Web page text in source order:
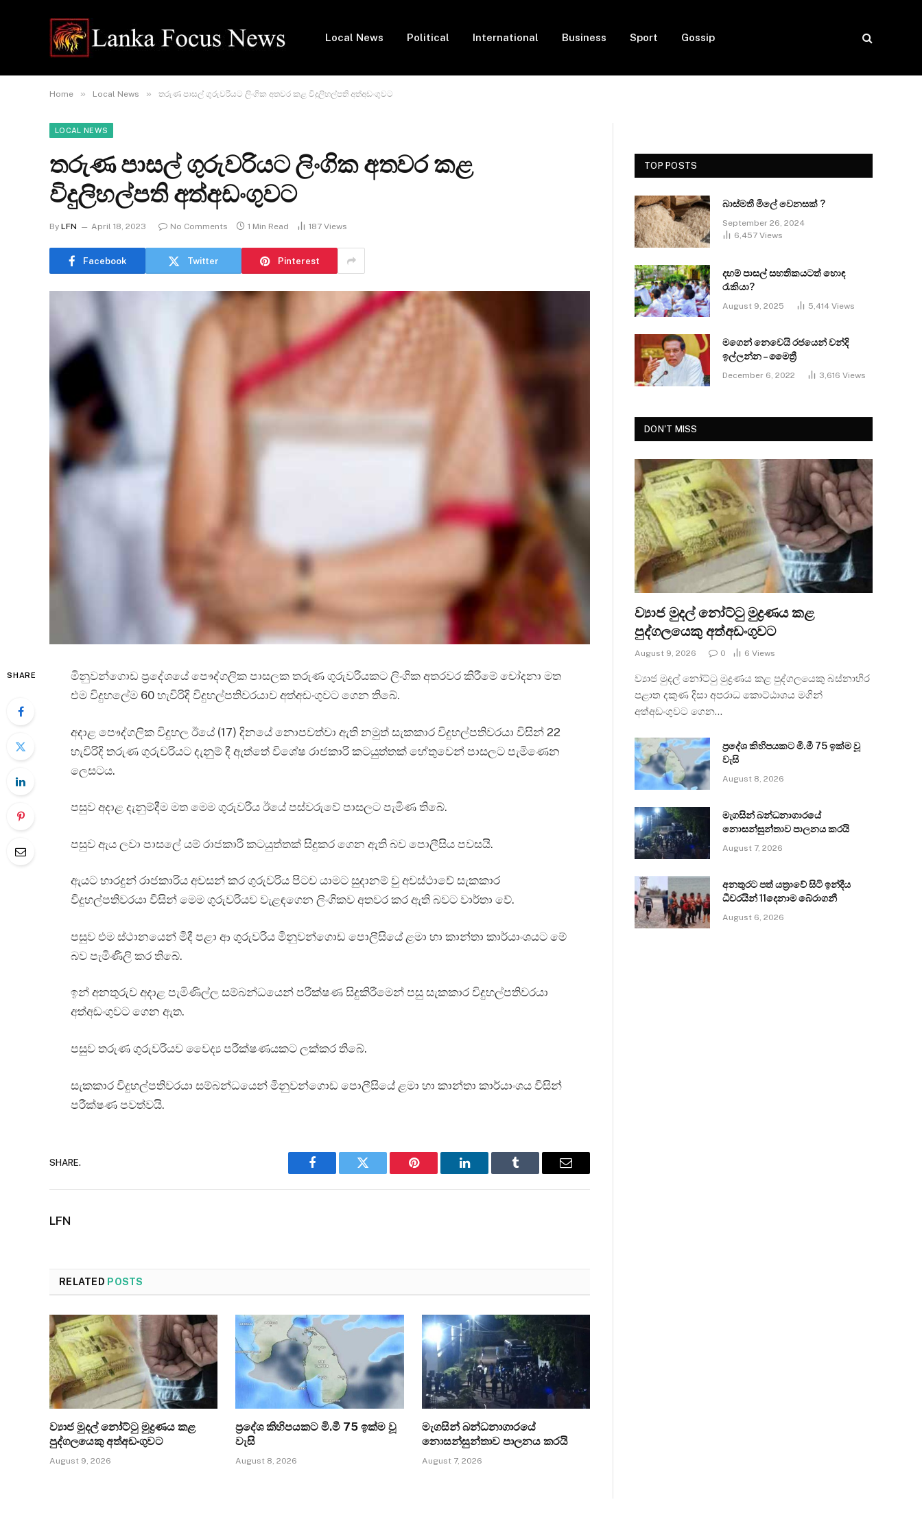
Local News Political International Business Sport Gossip
Home » Local News » තරුණ පාසල් ගුරුවරියට ලිංගික අතවර කළ විදුලිහල්පති අත්අඩංගුවට
LOCAL NEWS
තරුණ පාසල් ගුරුවරියට ලිංගික අතවර කළ
විදුලිහල්පති අත්අඩංගුවට
By LFN April 18, 2023 No Comments 1 Min Read 187 Views
Facebook Twitter Pinterest
SHARE
මිනුවන්ගොඩ ප්‍රදේශයේ පෞද්ගලික පාසලක තරුණ ගුරුවරියකට ලිංගික අතරවර කිරීමේ චෝදනා මත
එම විදුහලේම 60 හැවිරිදි විදුහල්පතිවරයාව අත්අඩංගුවට ගෙන තිබේ.
අදාළ පෞද්ගලික විදුහල ඊයේ (17) දිනයේ නොපවත්වා ඇති නමුත් සැකකාර විදුහල්පතිවරයා විසින් 22
හැවිරිදි තරුණ ගුරුවරියට දැනුම් දී ඇත්තේ විශේෂ රාජකාරි කටයුත්තක් හේතුවෙන් පාසලට පැමිණෙන
ලෙසටය.
පසුව අදාළ දැනුම්දීම මත මෙම ගුරුවරිය ඊයේ පස්වරුවේ පාසලට පැමිණ තිබේ.
පසුව ඇය ලවා පාසලේ යම් රාජකාරි කටයුත්තක් සිදුකර ගෙන ඇති බව පොලීසිය පවසයි.
ඇයට භාරදුන් රාජකාරිය අවසන් කර ගුරුවරිය පිටව යාමට සුදානම් වු අවස්ථාවේ සැකකාර
විදුහල්පතිවරයා විසින් මෙම ගුරුවරියව වැළඳගෙන ලිංගිකව අතවර කර ඇති බවට වාර්තා වේ.
පසුව එම ස්ථානයෙන් මිදී පළා ආ ගුරුවරිය මිනුවන්ගොඩ පොලීසියේ ළමා හා කාන්තා කාර්යාංශයට මේ
බව පැමිණිලි කර තිබේ.
ඉන් අනතුරුව අදාළ පැමිණිල්ල සම්බන්ධයෙන් පරීක්ෂණ සිදුකිරීමෙන් පසු සැකකාර විදුහල්පතිවරයා
අත්අඩංගුවට ගෙන ඇත.
පසුව තරුණ ගුරුවරියව වෛද්‍ය පරීක්ෂණයකට ලක්කර තිබේ.
සැකකාර විදුහල්පතිවරයා සම්බන්ධයෙන් මිනුවන්ගොඩ පොලීසියේ ළමා හා කාන්තා කාර්යාංශය විසින්
පරීක්ෂණ පවත්වයි.
SHARE.
Facebook Twitter Pinterest LinkedIn Tumblr Email
LFN
RELATED POSTS
ව්‍යාජ මුදල් නෝට්ටු මුද්‍රණය කළ
පුද්ගලයෙකු අත්අඩංගුවට
August 9, 2026
ප්‍රදේශ කිහිපයකට මි.මී 75 ඉක්ම වූ
වැසි
August 8, 2026
මැගසින් බන්ධනාගාරයේ
නොසන්සුන්තාව පාලනය කරයි
August 7, 2026
TOP POSTS
බාස්මතී මිලේ වෙනසක් ?
September 26, 2024
6,457 Views
දහම් පාසල් සහතිකයටත් හොඳ
රැකියා?
August 9, 2025 5,414 Views
මගෙන් නෙවෙයි රජයෙන් වන්දි
ඉල්ලන්න – මෛත්‍රී
December 6, 2022 3,616 Views
DON'T MISS
ව්‍යාජ මුදල් නෝට්ටු මුද්‍රණය කළ
පුද්ගලයෙකු අත්අඩංගුවට
August 9, 2026 0 6 Views
ව්‍යාජ මුදල් නෝට්ටු මුද්‍රණය කළ පුද්ගලයෙකු බස්නාහිර
පළාත දකුණ දිසා අපරාධ කොට්ඨාශය මගින්
අත්අඩංගුවට ගෙන…
ප්‍රදේශ කිහිපයකට මි.මී 75 ඉක්ම වූ
වැසි
August 8, 2026
මැගසින් බන්ධනාගාරයේ
නොසන්සුන්තාව පාලනය කරයි
August 7, 2026
අනතුරට පත් යත්‍රාවේ සිටි ඉන්දීය
ධීවරයින් 11දෙනාම බේරාගනී
August 6, 2026